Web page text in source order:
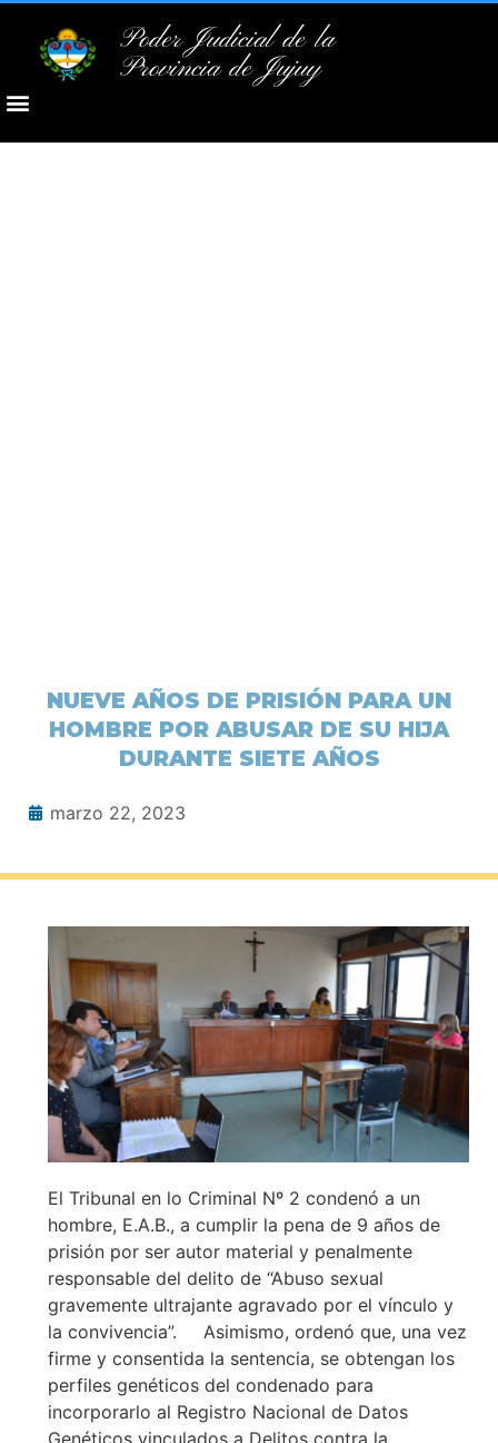
Poder Judicial de la
Provincia de Jujuy
NUEVE AÑOS DE PRISIÓN PARA UN
HOMBRE POR ABUSAR DE SU HIJA
DURANTE SIETE AÑOS
marzo 22, 2023
El Tribunal en lo Criminal Nº 2 condenó a un
hombre, E.A.B., a cumplir la pena de 9 años de
prisión por ser autor material y penalmente
responsable del delito de “Abuso sexual
gravemente ultrajante agravado por el vínculo y
la convivencia”.
Asimismo, ordenó que, una vez
firme y consentida la sentencia, se obtengan los
perfiles genéticos del condenado para
incorporarlo al Registro Nacional de Datos